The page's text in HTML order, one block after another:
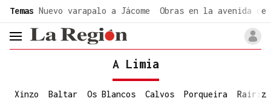
Temas Nuevo varapalo a Jácome Obras en la avenida de
header.menu.open
A Limia
Xinzo Baltar Os Blancos Calvos Porqueira Rairiz